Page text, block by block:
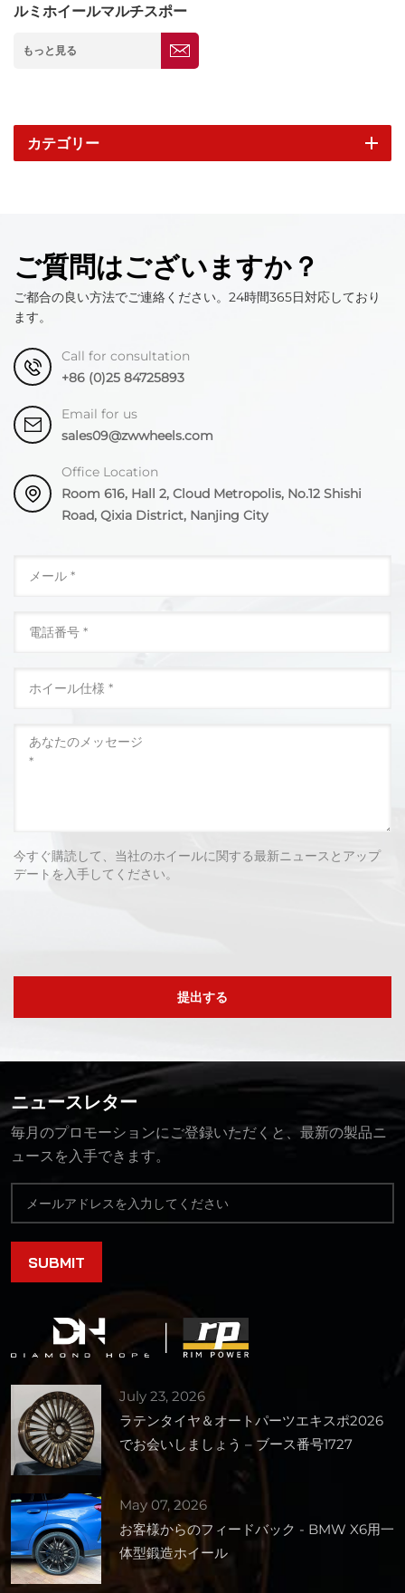
ルミホイールマルチスポー
もっと見る
カテゴリー
ご質問はございますか？
ご都合の良い方法でご連絡ください。24時間365日対応しており
ます。
Call for consultation
+86 (0)25 84725893
Email for us
sales09@zwwheels.com
Office Location
Room 616, Hall 2, Cloud Metropolis, No.12 Shishi
Road, Qixia District, Nanjing City
今すぐ購読して、当社のホイールに関する最新ニュースとアップ
デートを入手してください。
提出する
ニュースレター
毎月のプロモーションにご登録いただくと、最新の製品ニ
ュースを入手できます。
July 23, 2026
ラテンタイヤ＆オートパーツエキスポ2026
でお会いしましょう – ブース番号1727
May 07, 2026
お客様からのフィードバック - BMW X6用一
体型鍛造ホイール